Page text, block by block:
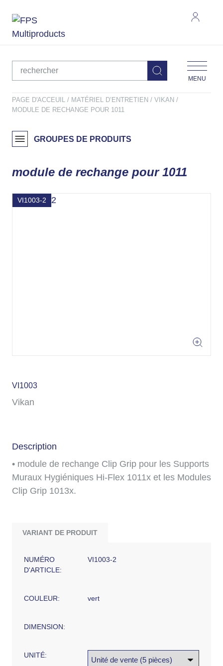
MENU
PAGE D'ACCEUIL MATÉRIEL D’ENTRETIEN
VIKAN
MODULE DE RECHANGE POUR 1011
GROUPES DE PRODUITS
module de rechange pour 1011
VI1003-2
VI1003
Vikan
Description
• module de rechange Clip Grip pour les Supports
Muraux Hygiéniques Hi-Flex 1011x et les Modules
Clip Grip 1013x.
VARIANT DE PRODUIT
NUMÉRO
D'ARTICLE:
VI1003-2
COULEUR: vert
DIMENSION:
UNITÉ: